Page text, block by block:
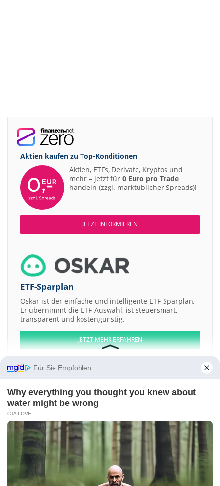
Aktien kaufen zu Top-Konditionen
Aktien, ETFs, Derivate, Kryptos und
mehr – jetzt für 0 Euro pro Trade
handeln (zzgl. marktüblicher Spreads)!
JETZT INFORMIEREN
ETF-Sparplan
Oskar ist der einfache und intelligente ETF-Sparplan.
Er übernimmt die ETF-Auswahl, ist steuersmart,
transparent und kostengünstig.
JETZT MEHR ERFAHREN
Aktien ATX DAX EuroStoxx 50 Dow Jones NASDAQ 100 Nikkei 225
S&P 500
Weitere Aktien:
3TL Technologies
Broome Capital Miwon Specialty Chemical Pilum
AB Registered Shs Issue 2017
NGS Group AB Registered Shs
Kontakt
Impressum Werbung -
Barrierefreiheit
Sitemap
Datenschutz Disclaimer-AGB- Privatsphäre-Einstellungen
Für Sie Empfohlen
Why everything you thought you knew about
water might be wrong
CTA LOVE